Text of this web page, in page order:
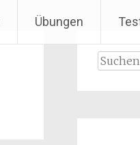
Übungen
Suchen